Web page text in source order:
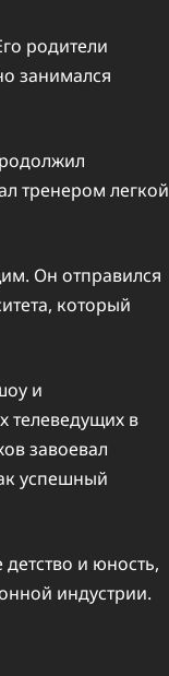
родители
занимался
тренером легкой
Он отправился
который
и
телеведущих в
завоевал
успешный
и юность,
индустрии.